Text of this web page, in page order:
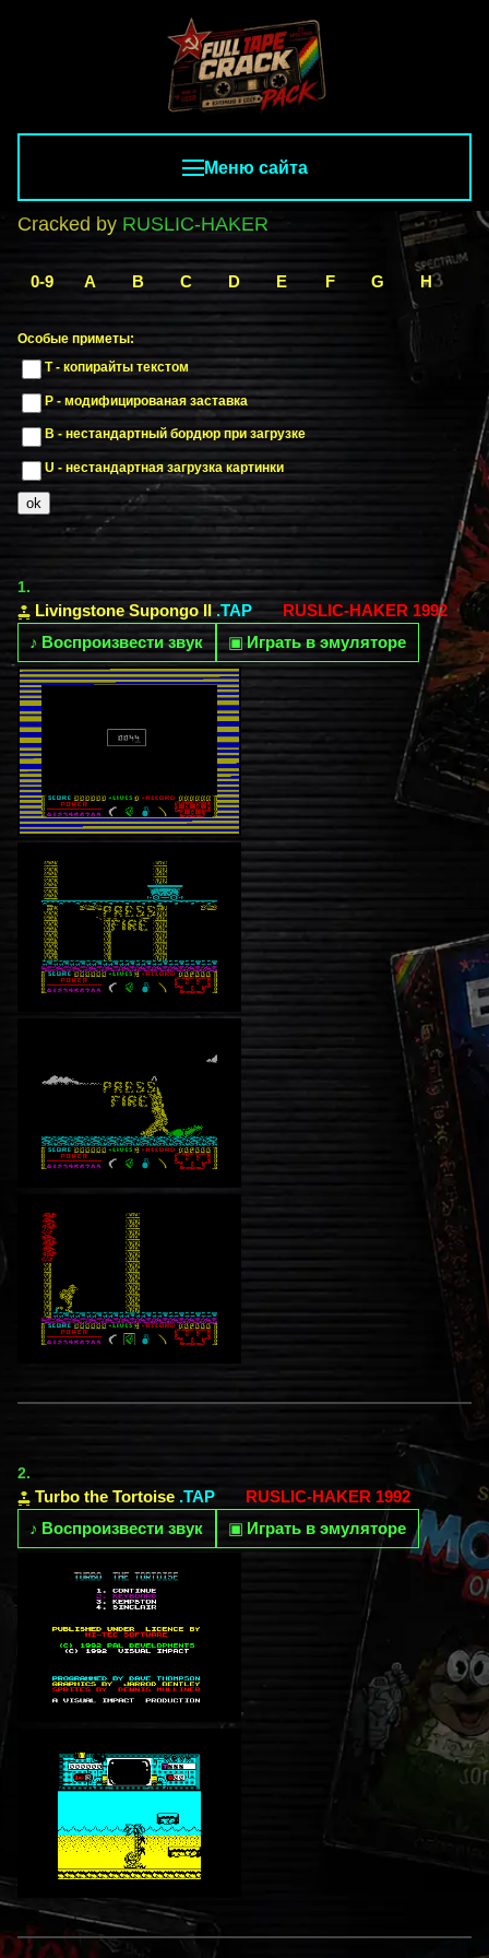
Меню сайта
Cracked by RUSLIC-HAKER
0-9 A B C D E F G H
Особые приметы:
T - копирайты текстом
P - модифицированая заставка
B - нестандартный бордюр при загрузке
U - нестандартная загрузка картинки
1.
Livingstone Supongo II .TAP
RUSLIC-HAKER 1992
♪ Воспроизвести звук ▣Играть в эмуляторе
2.
Turbo the Tortoise .TAP
RUSLIC-HAKER 1992
♪ Воспроизвести звук ▣ Играть в эмуляторе